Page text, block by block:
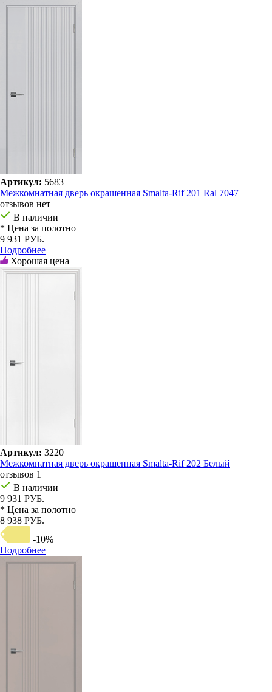
Артикул: 5683
Межкомнатная дверь окрашенная Smalta-Rif 201 Ral 7047
отзывов нет
В наличии
* Цена за полотно
9 931 РУБ.
Подробнее
Хорошая цена
Артикул: 3220
Межкомнатная дверь окрашенная Smalta-Rif 202 Белый
отзывов 1
В наличии
9 931 РУБ.
* Цена за полотно
8 938 РУБ.
-10%
Подробнее